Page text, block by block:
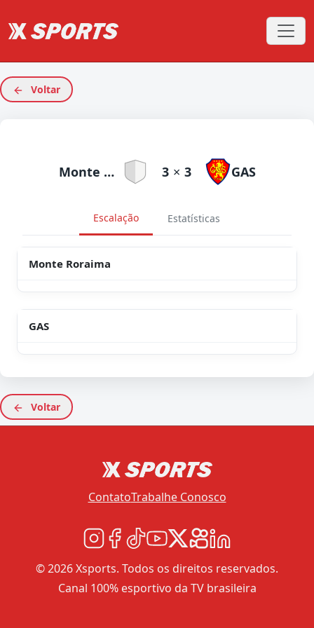
Voltar
Monte Roraima 3 × 3 GAS
Escalação Estatísticas
Monte Roraima
GAS
Voltar
ContatoTrabalhe Conosco
© 2026 Xsports. Todos os direitos reservados.
Canal 100% esportivo da TV brasileira